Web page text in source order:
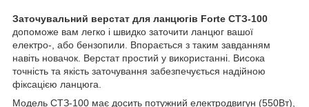
Заточувальний верстат для ланцюгів Forte СТЗ-100
допоможе вам легко і швидко заточити ланцюг вашої
електро-, або бензопили. Впорається з таким завданням
навіть новачок. Верстат простий у використанні. Висока
точність та якість заточування забезпечується надійною
фіксацією ланцюга.
Модель СТЗ-100 має досить потужний електродвигун (550Вт),